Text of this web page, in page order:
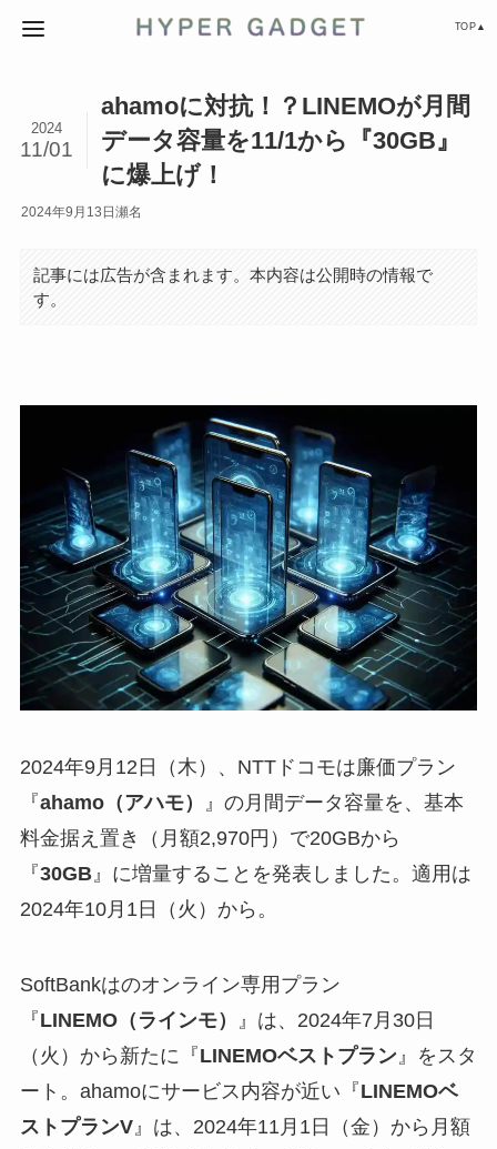
TOP▲
ahamoに対抗！？LINEMOが月間
データ容量を11/1から『30GB』
に爆上げ！
2024
11/01
2024年9月13日 瀬名
記事には広告が含まれます。本内容は公開時の情報で
す。
2024年9月12日（木）、NTTドコモは廉価プラン
『ahamo（アハモ）
』の月間データ容量を、基本
料金据え置き（月額2,970円）で20GBから
『30GB』に増量することを発表しました。適用は
2024年10月1日（火）から。
SoftBankはのオンライン専用プラン
『LINEMO（ラインモ）
』は、2024年7月30日
（火）から新たに『LINEMOベストプラン』をスタ
ート。ahamoにサービス内容が近い『LINEMOベ
ストプランV』は、2024年11月1日（金）から月額